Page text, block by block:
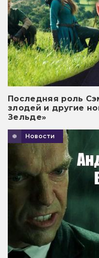
Последняя роль
злодей и другие
Зельде»
Новости